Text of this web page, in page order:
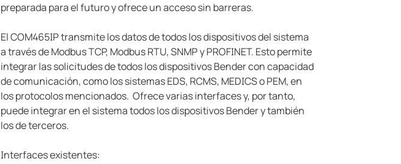
preparada para el futuro y ofrece un acceso sin barreras.
El COM465IP transmite los datos de todos los dispositivos del sistema
a través de Modbus TCP, Modbus RTU, SNMP y PROFINET. Esto permite
integrar las solicitudes de todos los dispositivos Bender con capacidad
de comunicación, como los sistemas EDS, RCMS, MEDICS o PEM, en
los protocolos mencionados. Ofrece varias interfaces y, por tanto,
puede integrar en el sistema todos los dispositivos Bender y también
los de terceros.
Interfaces existentes: